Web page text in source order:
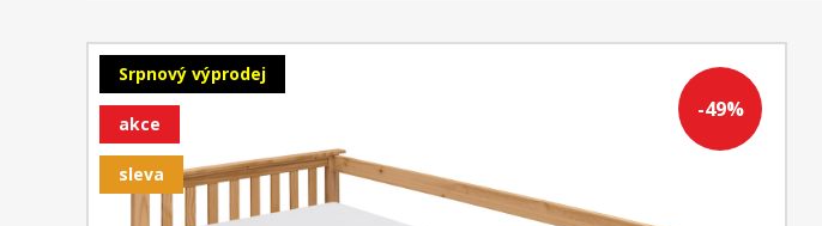
-49%
Srpnový výprodej
akce
sleva